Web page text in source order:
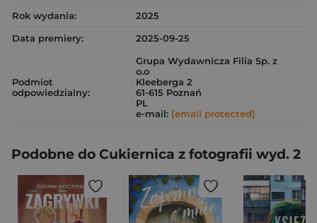
Rok wydania:
2025
Data premiery:
2025-09-25
Podmiot
odpowiedzialny:
Grupa Wydawnicza Filia Sp. z
o.o
Kleeberga 2
61-615 Poznań
PL
e-mail: [email protected]
Podobne do Cukiernica z fotografii wyd. 2